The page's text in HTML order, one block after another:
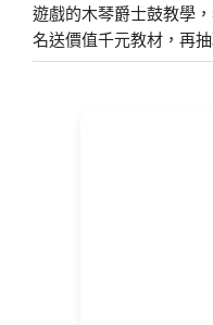
遊戲的木琴爵士鼓教學
名送價值千元教材，再